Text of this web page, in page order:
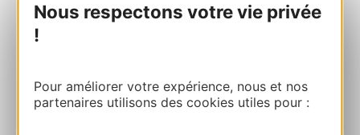
Nous respectons votre vie privée
!
Pour améliorer votre expérience, nous et nos
partenaires utilisons des cookies utiles pour :
Site internet
AU CARNET